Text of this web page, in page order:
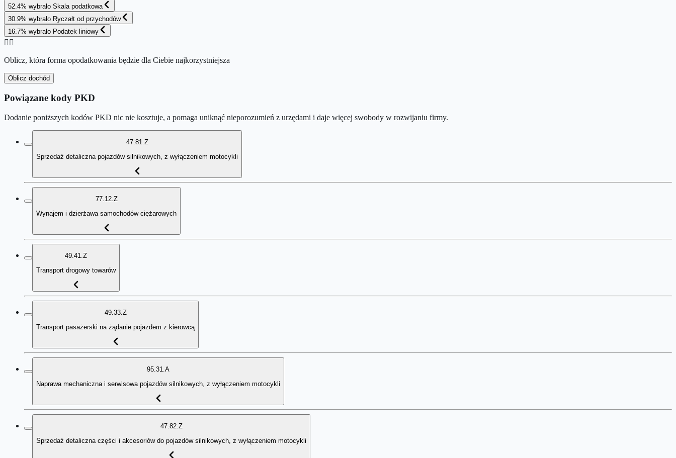
52.4% wybrało Skala podatkowa
30.9% wybrało Ryczałt od przychodów
16.7% wybrało Podatek liniowy
👉🏻
Oblicz, która forma opodatkowania będzie dla Ciebie najkorzystniejsza
Oblicz dochód
Powiązane kody PKD
Dodanie poniższych kodów PKD nic nie kosztuje, a pomaga uniknąć nieporozumień z urzędami i daje więcej swobody w rozwijaniu firmy.
47.81.Z
Sprzedaż detaliczna pojazdów silnikowych, z wyłączeniem motocykli
77.12.Z
Wynajem i dzierżawa samochodów ciężarowych
49.41.Z
Transport drogowy towarów
49.33.Z
Transport pasażerski na żądanie pojazdem z kierowcą
95.31.A
Naprawa mechaniczna i serwisowa pojazdów silnikowych, z wyłączeniem motocykli
47.82.Z
Sprzedaż detaliczna części i akcesoriów do pojazdów silnikowych, z wyłączeniem motocykli